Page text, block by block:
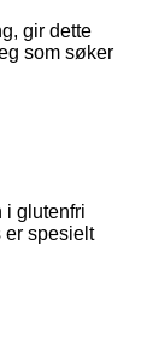
gir dette
som søker
i glutenfri
er spesielt